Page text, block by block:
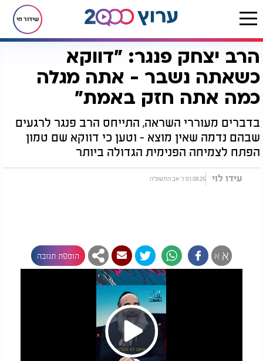
שידור חי
דף הבית יהדות הרב יצחק פנגר: "דווקא כשאתה נשבר - אתה מגלה כמה אתה חזק באמת"
הרב יצחק פנגר: "דווקא
כשאתה נשבר - אתה מגלה
כמה אתה חזק באמת"
בדברים מעוררי השראה, התייחס הרב פנגר לרגעים
שבהם נדמה שאין מוצא - וטען כי דווקא שם טמון
הפתח לצמיחה הפנימית הגדולה ביותר
עידו לוי 01.08.25 ז' אב התשפ"ה
א א הוספת תגובה